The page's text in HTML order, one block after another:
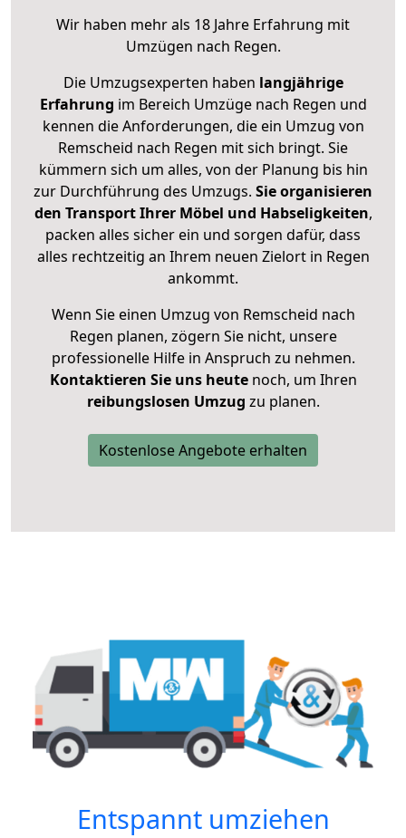
Wir haben mehr als 18 Jahre Erfahrung mit
Umzügen nach Regen.
Die Umzugsexperten haben langjährige
Erfahrung im Bereich Umzüge nach Regen und
kennen die Anforderungen, die ein Umzug von
Remscheid nach Regen mit sich bringt. Sie
kümmern sich um alles, von der Planung bis hin
zur Durchführung des Umzugs. Sie organisieren
den Transport Ihrer Möbel und Habseligkeiten,
packen alles sicher ein und sorgen dafür, dass
alles rechtzeitig an Ihrem neuen Zielort in Regen
ankommt.
Wenn Sie einen Umzug von Remscheid nach
Regen planen, zögern Sie nicht, unsere
professionelle Hilfe in Anspruch zu nehmen.
Kontaktieren Sie uns heutenoch, um Ihren
reibungslosen Umzug zu planen.
Kostenlose Angebote erhalten
Entspannt umziehen